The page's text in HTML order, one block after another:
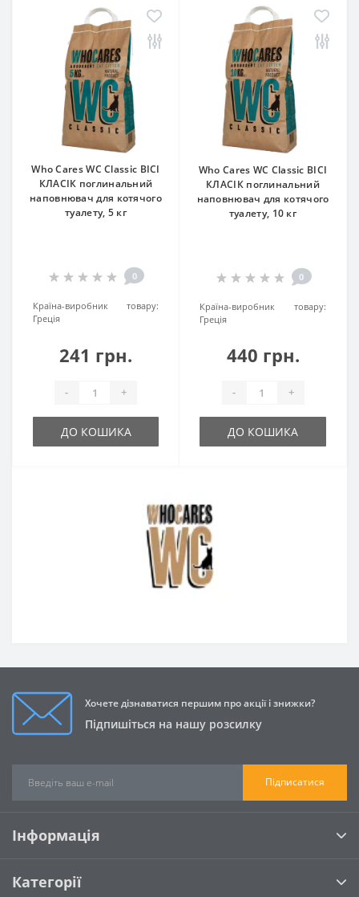
Who Cares WC Classic ВІСІ
КЛАСІК поглинальний
наповнювач для котячого
туалету, 5 кг
0
Країна-виробник товару:
Греція
241 грн.
- +
ДО КОШИКА
Who Cares WC Classic ВІСІ
КЛАСІК поглинальний
наповнювач для котячого
туалету, 10 кг
0
Країна-виробник товару:
Греція
440 грн.
- +
ДО КОШИКА
Хочете дізнаватися першим про акції і знижки?
Підпишіться на нашу розсилку
Підписатися
Інформація
Категорії